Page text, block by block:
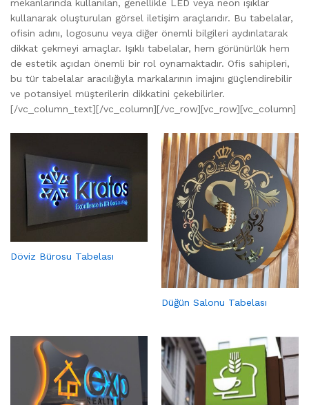
mekanlarında kullanılan, genellikle LED veya neon ışıklar
kullanarak oluşturulan görsel iletişim araçlarıdır. Bu tabelalar,
ofisin adını, logosunu veya diğer önemli bilgileri aydınlatarak
dikkat çekmeyi amaçlar. Işıklı tabelalar, hem görünürlük hem
de estetik açıdan önemli bir rol oynamaktadır. Ofis sahipleri,
bu tür tabelalar aracılığıyla markalarının imajını güçlendirebilir
ve potansiyel müşterilerin dikkatini çekebilirler.
[/vc_column_text][/vc_column][/vc_row][vc_row][vc_column]
Döviz Bürosu Tabelası
Düğün Salonu Tabelası